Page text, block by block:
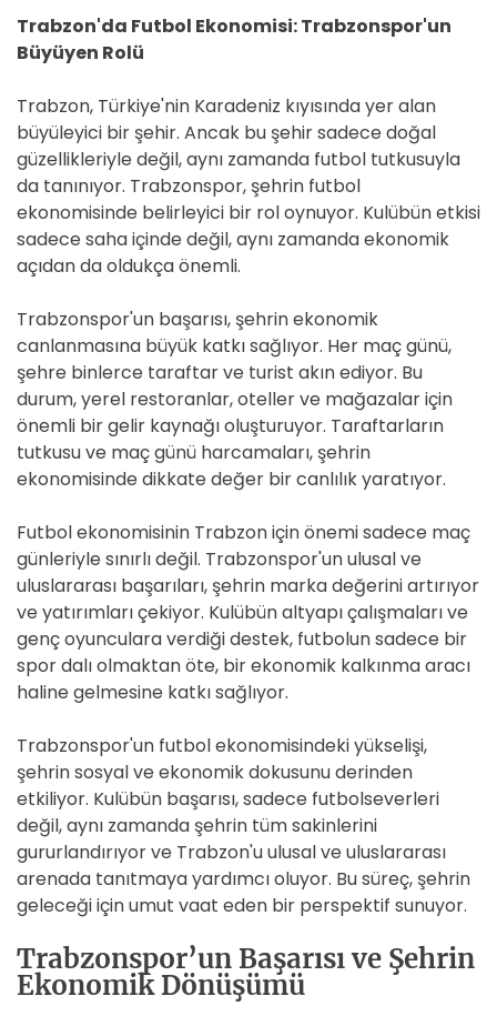
Trabzon'da Futbol Ekonomisi: Trabzonspor'un
Büyüyen Rolü
Trabzon, Türkiye'nin Karadeniz kıyısında yer alan
büyüleyici bir şehir. Ancak bu şehir sadece doğal
güzellikleriyle değil, aynı zamanda futbol tutkusuyla
da tanınıyor. Trabzonspor, şehrin futbol
ekonomisinde belirleyici bir rol oynuyor. Kulübün etkisi
sadece saha içinde değil, aynı zamanda ekonomik
açıdan da oldukça önemli.
Trabzonspor'un başarısı, şehrin ekonomik
canlanmasına büyük katkı sağlıyor. Her maç günü,
şehre binlerce taraftar ve turist akın ediyor. Bu
durum, yerel restoranlar, oteller ve mağazalar için
önemli bir gelir kaynağı oluşturuyor. Taraftarların
tutkusu ve maç günü harcamaları, şehrin
ekonomisinde dikkate değer bir canlılık yaratıyor.
Futbol ekonomisinin Trabzon için önemi sadece maç
günleriyle sınırlı değil. Trabzonspor'un ulusal ve
uluslararası başarıları, şehrin marka değerini artırıyor
ve yatırımları çekiyor. Kulübün altyapı çalışmaları ve
genç oyunculara verdiği destek, futbolun sadece bir
spor dalı olmaktan öte, bir ekonomik kalkınma aracı
haline gelmesine katkı sağlıyor.
Trabzonspor'un futbol ekonomisindeki yükselişi,
şehrin sosyal ve ekonomik dokusunu derinden
etkiliyor. Kulübün başarısı, sadece futbolseverleri
değil, aynı zamanda şehrin tüm sakinlerini
gururlandırıyor ve Trabzon'u ulusal ve uluslararası
arenada tanıtmaya yardımcı oluyor. Bu süreç, şehrin
geleceği için umut vaat eden bir perspektif sunuyor.
Trabzonspor’un Başarısı ve Şehrin
Ekonomik Dönüşümü